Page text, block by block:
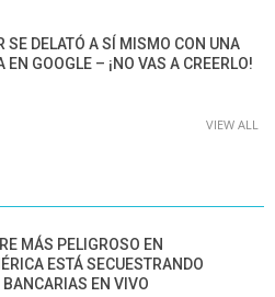
SE DELATÓ A SÍ MISMO CON UNA
EN GOOGLE – ¡NO VAS A CREERLO!
VIEW ALL
MÁS PELIGROSO EN
ESTÁ SECUESTRANDO
EN VIVO